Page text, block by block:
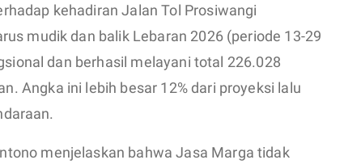
kehadiran Jalan Tol Prosiwangi
mudik dan balik Lebaran 2026 (periode 13-29
dan berhasil melayani total 226.028
Angka ini lebih besar 12% dari proyeksi lalu
menjelaskan bahwa Jasa Marga tidak